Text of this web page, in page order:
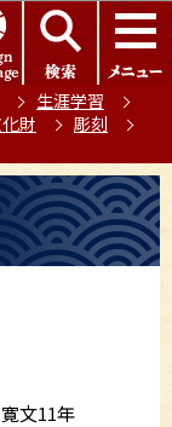
生涯学習
財
彫刻
文11年